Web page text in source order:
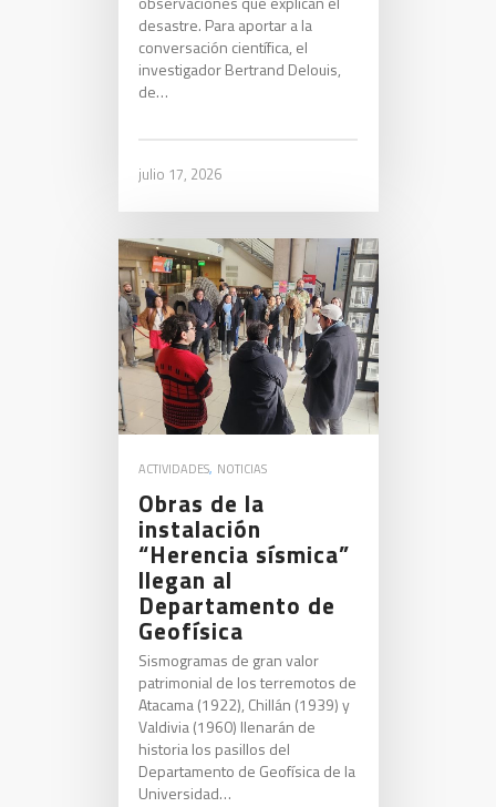
desastre. Para aportar a la
conversación científica, el
investigador Bertrand Delouis,
de…
julio 17, 2026
ACTIVIDADES, NOTICIAS
Obras de la
instalación
“Herencia sísmica”
llegan al
Departamento de
Geofísica
Sismogramas de gran valor
patrimonial de los terremotos de
Atacama (1922), Chillán (1939) y
Valdivia (1960) llenarán de
historia los pasillos del
Departamento de Geofísica de la
Universidad…